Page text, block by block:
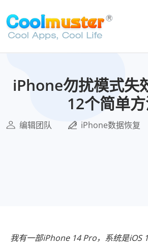
iPhone勿扰模式失
12个简单
编辑团队 iPhone数据恢复
我有一部iPhone 14 Pro，系统是iOS